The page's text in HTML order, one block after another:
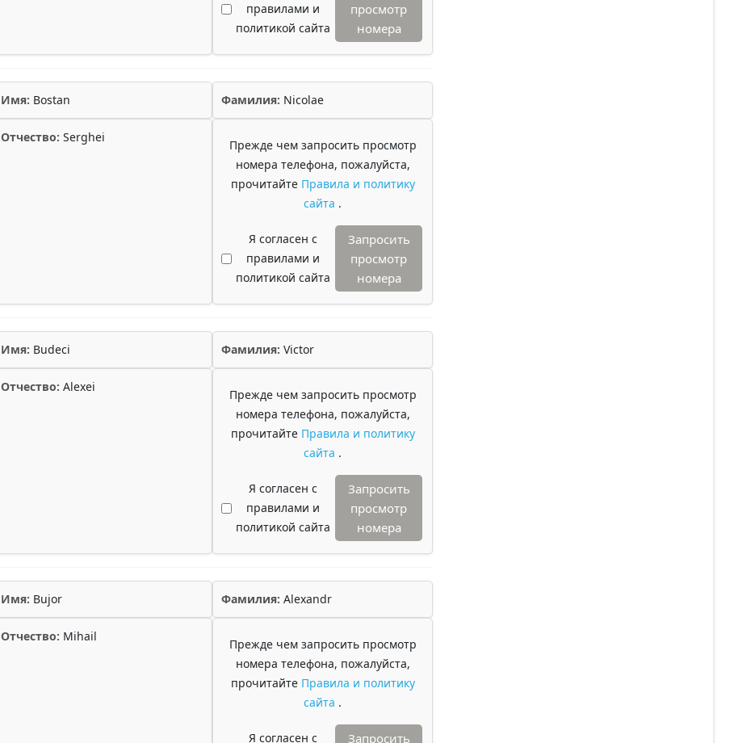
правилами и
политикой сайта
просмотр
номера
Имя: Bostan Фамилия: Nicolae
Отчество: Serghei
Прежде чем запросить просмотр
номера телефона, пожалуйста,
прочитайте Правила и политику
сайта .
Я согласен с
правилами и
политикой сайта
Запросить
просмотр
номера
Имя: Budeci Фамилия: Victor
Отчество: Alexei
Прежде чем запросить просмотр
номера телефона, пожалуйста,
прочитайте Правила и политику
сайта .
Я согласен с
правилами и
политикой сайта
Запросить
просмотр
номера
Имя: Bujor Фамилия: Alexandr
Отчество: Mihail
Прежде чем запросить просмотр
номера телефона, пожалуйста,
прочитайте Правила и политику
сайта .
Я согласен с Запросить